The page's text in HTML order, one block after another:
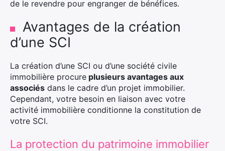
de le revendre pour engranger de bénéfices.
Avantages de la création
d’une SCI
La création d’une SCI ou d’une société civile
immobilière procure plusieurs avantages aux
associés dans le cadre d’un projet immobilier.
Cependant, votre besoin en liaison avec votre
activité immobilière conditionne la constitution de
votre SCI.
La protection du patrimoine immobilier